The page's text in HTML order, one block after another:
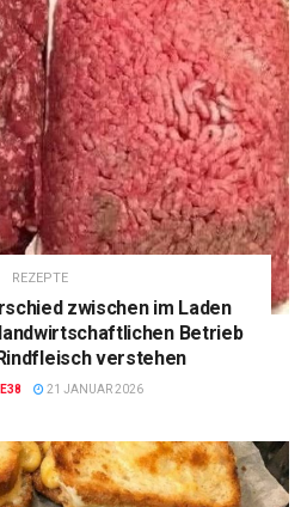
REZEPTE
zwischen im Laden
Betrieb
verstehen
21 JANUAR 2026